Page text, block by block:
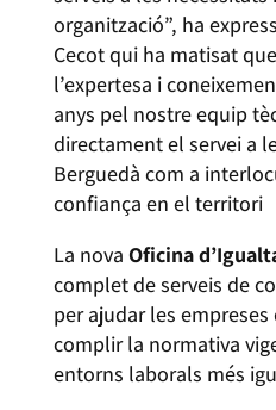
organització”, ha
Cecot qui ha matisat
l’expertesa i
anys pel nostre equip
directament el servei a
Berguedà com a
confiança en el territori
La nova Oficina
complet de serveis de
per ajudar les empreses
complir la normativa
entorns laborals més